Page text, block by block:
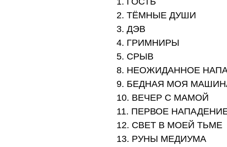
2. ТЁМНЫЕ ДУШИ
3. ДЭВ
4. ГРИМНИРЫ
5. СРЫВ
8. НЕОЖИДАННОЕ
9. БЕДНАЯ МОЯ
10. ВЕЧЕР С МАМОЙ
11. ПЕРВОЕ
12. СВЕТ В МОЕЙ ТЬМЕ
13. РУНЫ МЕДИУМА